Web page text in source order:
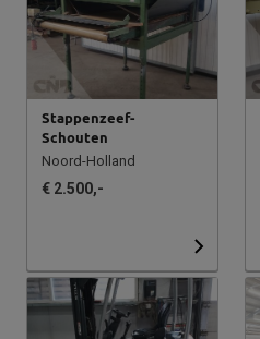
Stappenzeef-
Schouten
Noord-Holland
€ 2.500,-